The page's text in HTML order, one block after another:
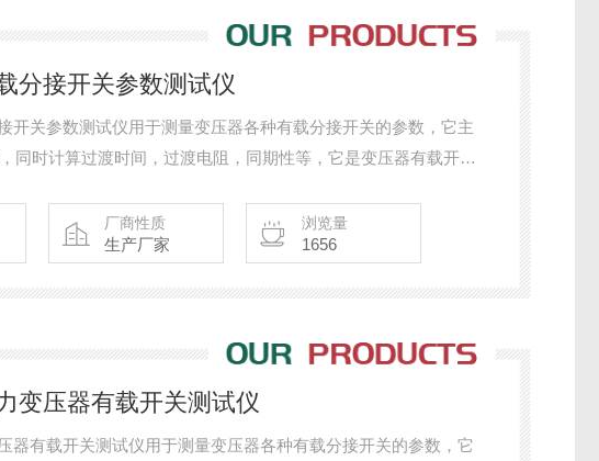
分接开关参数测试仪
开关参数测试仪用于测量变压器各种有载分接开关的参数，它主
同时计算过渡时间，过渡电阻，同期性等，它是变压器有载开关
厂商性质
生产厂家
浏览量
1656
变压器有载开关测试仪
器有载开关测试仪用于测量变压器各种有载分接开关的参数，它